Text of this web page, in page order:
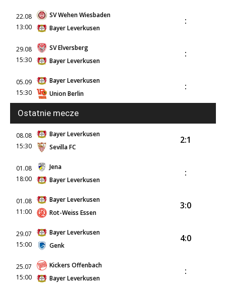
22.08
13:00
SV Wehen Wiesbaden
Bayer Leverkusen
:
29.08
15:30
SV Elversberg
Bayer Leverkusen
:
05.09
15:30
Bayer Leverkusen
Union Berlin
:
Ostatnie mecze
08.08
15:30
Bayer Leverkusen
Sevilla FC
2:1
01.08
18:00
Jena
Bayer Leverkusen
:
01.08
11:00
Bayer Leverkusen
Rot-Weiss Essen
3:0
29.07
15:00
Bayer Leverkusen
Genk
4:0
25.07
15:00
Kickers Offenbach
Bayer Leverkusen
: